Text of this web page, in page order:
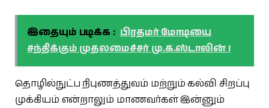
இதையும் படிக்க : பிரதமர் மோடியை
சந்திக்கும் முதலமைச்சர் மு.க.ஸ்டாலின் !
தொழில்நுட்ப நிபுணத்துவம் மற்றும் கல்வி சிறப்பு
முக்கியம் என்றாலும் மாணவர்கள் இன்னும்